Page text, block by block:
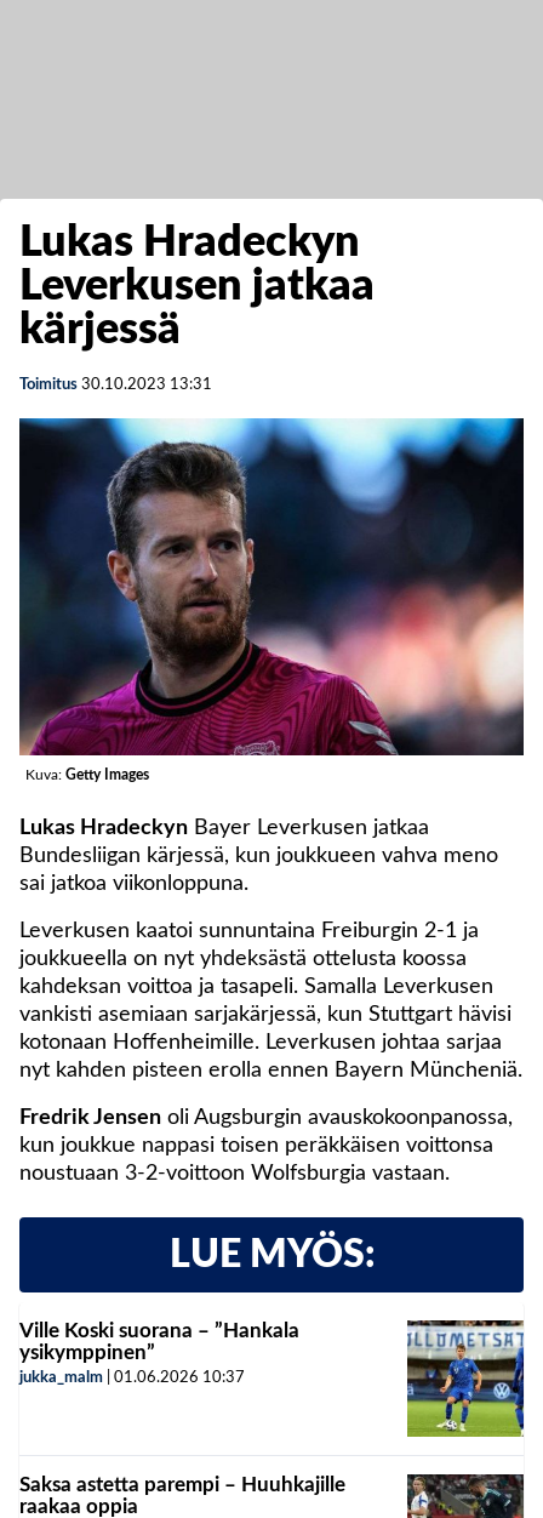
Lukas Hradeckyn
Leverkusen jatkaa
kärjessä
Toimitus 30.10.2023 13:31
Kuva: Getty Images
Lukas Hradeckyn Bayer Leverkusen jatkaa
Bundesliigan kärjessä, kun joukkueen vahva meno
sai jatkoa viikonloppuna.
Leverkusen kaatoi sunnuntaina Freiburgin 2-1 ja
joukkueella on nyt yhdeksästä ottelusta koossa
kahdeksan voittoa ja tasapeli. Samalla Leverkusen
vankisti asemiaan sarjakärjessä, kun Stuttgart hävisi
kotonaan Hoffenheimille. Leverkusen johtaa sarjaa
nyt kahden pisteen erolla ennen Bayern Müncheniä.
Fredrik Jensen oli Augsburgin avauskokoonpanossa,
kun joukkue nappasi toisen peräkkäisen voittonsa
noustuaan 3-2-voittoon Wolfsburgia vastaan.
LUE MYÖS:
Ville Koski suorana – ”Hankala
ysikymppinen”
jukka_malm 01.06.2026 10:37
Saksa astetta parempi – Huuhkajille
raakaa oppia